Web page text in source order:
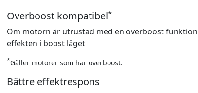
Overboost kompatibel*
Om motorn är utrustad med en overboost funktion
effekten i boost läget
*Gäller motorer som har overboost.
Bättre effektrespons